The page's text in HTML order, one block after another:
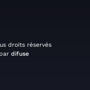
droits réservés
difuse